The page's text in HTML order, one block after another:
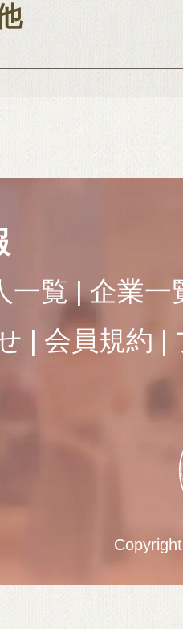
一覧
企業一
会員規約